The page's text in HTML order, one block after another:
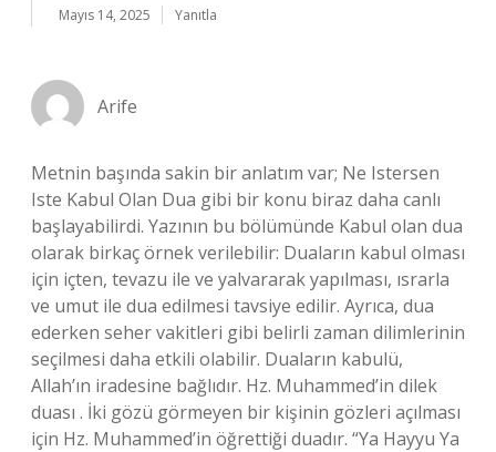
Mayıs 14, 2025 Yanıtla
Arife
Metnin başında sakin bir anlatım var; Ne Istersen
Iste Kabul Olan Dua gibi bir konu biraz daha canlı
başlayabilirdi. Yazının bu bölümünde Kabul olan dua
olarak birkaç örnek verilebilir: Duaların kabul olması
için içten, tevazu ile ve yalvararak yapılması, ısrarla
ve umut ile dua edilmesi tavsiye edilir. Ayrıca, dua
ederken seher vakitleri gibi belirli zaman dilimlerinin
seçilmesi daha etkili olabilir. Duaların kabulü,
Allah’ın iradesine bağlıdır. Hz. Muhammed’in dilek
duası . İki gözü görmeyen bir kişinin gözleri açılması
için Hz. Muhammed’in öğrettiği duadır. “Ya Hayyu Ya